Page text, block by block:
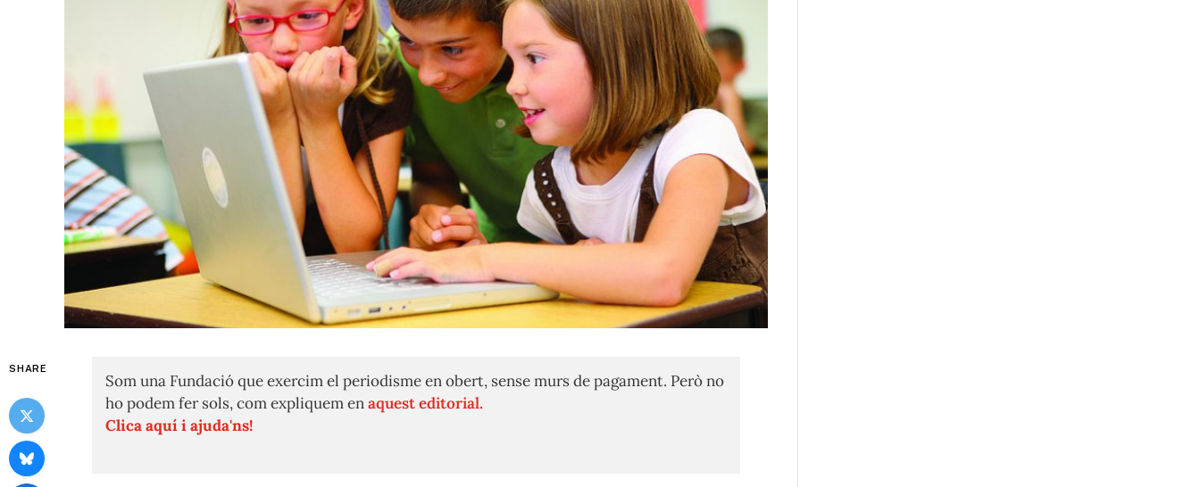
SHARE
Som una Fundació que exercim el periodisme en obert, sense murs de pagament. Però no
ho podem fer sols, com expliquem enaquest editorial.
Clica aquí i ajuda'ns!